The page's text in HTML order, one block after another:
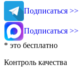
Подписаться >>
Подписаться >>
* это бесплатно
Контроль качества